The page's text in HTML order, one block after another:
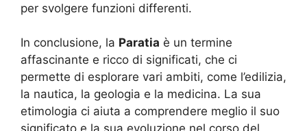
per svolgere funzioni differenti.
In conclusione, la Paratia è un termine
affascinante e ricco di significati, che ci
permette di esplorare vari ambiti, come l’edilizia,
la nautica, la geologia e la medicina. La sua
etimologia ci aiuta a comprendere meglio il suo